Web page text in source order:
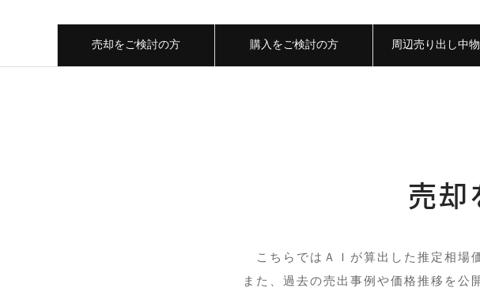
売却をご検討の方 購入をご検討の方 周辺売り出し中
売却
こちらではＡＩが算出した推定相場
また、過去の売出事例や価格推移を公